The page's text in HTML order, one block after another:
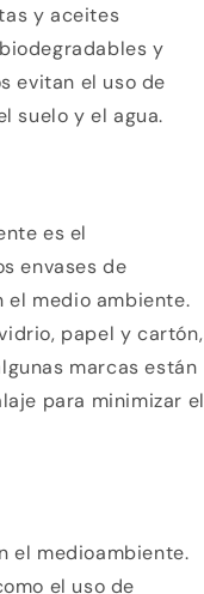
y aceites
y
evitan el uso de
suelo y el agua.
es el
envases de
el medio ambiente.
papel y cartón,
marcas están
para minimizar el
el medioambiente.
el uso de